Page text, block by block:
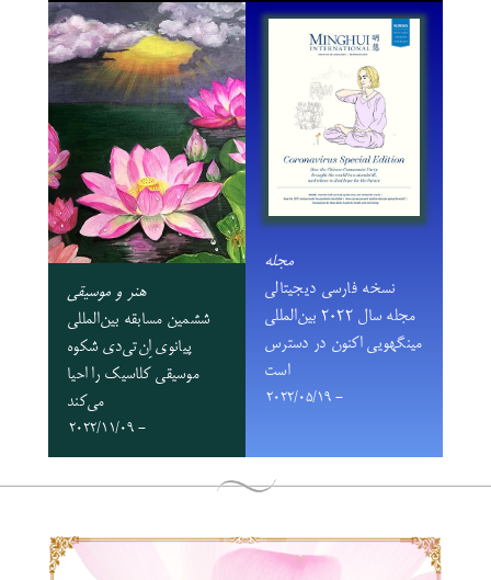
مجله
نسخه فارسی دیجیتالی
مجله سال ۲۰۲۲ بین‌المللی
مینگهویی اکنون در دسترس
است
- 2022/05/19
هنر و موسیقی
ششمین مسابقه بین‌المللی
پیانوی اِن‌تی‌دی شکوه
موسیقی کلاسیک را احیا
می‌کند
- 2022/11/09